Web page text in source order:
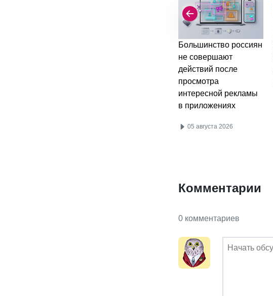
Большинство россиян
не совершают
действий после
просмотра
интересной рекламы
в приложениях
05 августа 2026
Комментарии
0 комментариев